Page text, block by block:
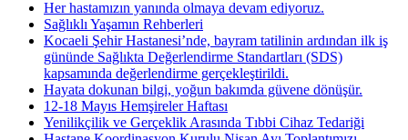
Her hastamızın yanında olmaya devam ediyoruz.
Sağlıklı Yaşamın Rehberleri
Kocaeli Şehir Hastanesi’nde, bayram tatilinin ardından ilk iş
gününde Sağlıkta Değerlendirme Standartları (SDS)
kapsamında değerlendirme gerçekleştirildi.
Hayata dokunan bilgi, yoğun bakımda güvene dönüşür.
12-18 Mayıs Hemşireler Haftası
Yenilikçilik ve Gerçeklik Arasında Tıbbi Cihaz Tedariği